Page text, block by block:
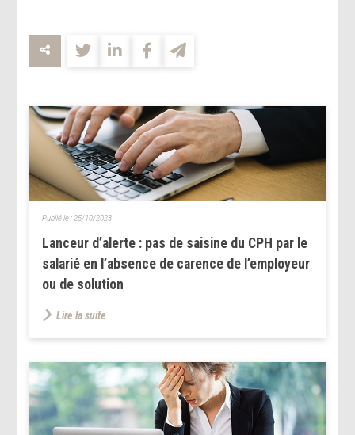
Lanceur d’alerte : pas de saisine du CPH par le
salarié en l’absence de carence de l’employeur
ou de solution
Publié le : 25/10/2023
Lire la suite